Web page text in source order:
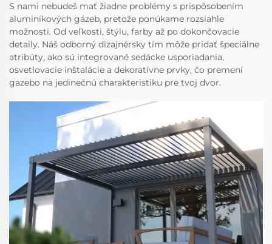
S nami nebudeš mať žiadne problémy s prispôsobením
aluminíkových gázeb, pretože ponúkame rozsiahle
možnosti. Od veľkosti, štýlu, farby až po dokončovacie
detaily. Náš odborný dizajnérsky tím môže pridať špeciálne
atribúty, ako sú integrované sedácke usporiadania,
osvetlovacie inštalácie a dekoratívne prvky, čo premení
gazebo na jedinečnú charakteristiku pre tvoj dvor.